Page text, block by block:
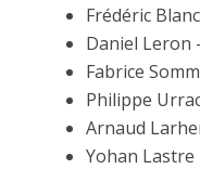
Frédéric
Daniel Leron
Fabrice
Philippe
Arnaud
Yohan Lastre